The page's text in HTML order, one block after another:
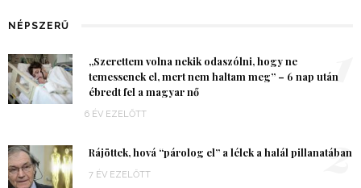
NÉPSZERŰ
„Szerettem volna nekik odaszólni, hogy ne
temessenek el, mert nem haltam meg” – 6 nap után
ébredt fel a magyar nő
6 ÉV EZELŐTT
1
Rájöttek, hová “párolog el” a lélek a halál pillanatában
7 ÉV EZELŐTT 2